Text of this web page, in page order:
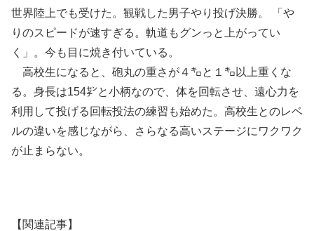
世界陸上でも受けた。観戦した男子やり投げ決勝。 「や
りのスピードが速すぎる。軌道もグンっと上がってい
く」。今も目に焼き付いている。
高校生になると、砲丸の重さが４㌔と１㌔以上重くな
る。身長は154㌢と小柄なので、体を回転させ、遠心力を
利用して投げる回転投法の練習も始めた。高校生とのレベ
ルの違いを感じながら、さらなる高いステージにワクワク
が止まらない。
【関連記事】